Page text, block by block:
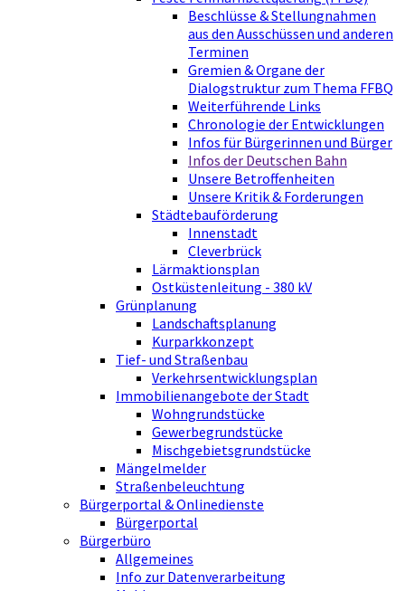
Beschlüsse & Stellungnahmen
aus den Ausschüssen und anderen
Terminen
Gremien & Organe der
Dialogstruktur zum Thema FFBQ
Weiterführende Links
Chronologie der Entwicklungen
Infos für Bürgerinnen und Bürger
Infos der Deutschen Bahn
Unsere Betroffenheiten
Unsere Kritik & Forderungen
Städtebauförderung
Innenstadt
Cleverbrück
Lärmaktionsplan
Ostküstenleitung - 380 kV
Grünplanung
Landschaftsplanung
Kurparkkonzept
Tief- und Straßenbau
Verkehrsentwicklungsplan
Immobilienangebote der Stadt
Wohngrundstücke
Gewerbegrundstücke
Mischgebietsgrundstücke
Mängelmelder
Straßenbeleuchtung
Bürgerportal & Onlinedienste
Bürgerportal
Bürgerbüro
Allgemeines
Info zur Datenverarbeitung